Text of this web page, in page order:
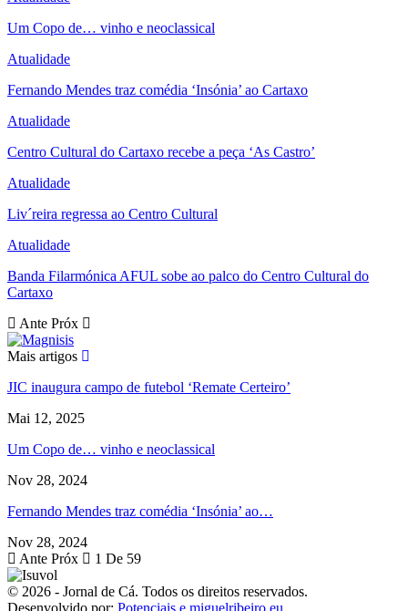
Um Copo de… vinho e neoclassical
Atualidade
Fernando Mendes traz comédia ‘Insónia’ ao Cartaxo
Atualidade
Centro Cultural do Cartaxo recebe a peça ‘As Castro’
Atualidade
Liv´reira regressa ao Centro Cultural
Atualidade
Banda Filarmónica AFUL sobe ao palco do Centro Cultural do
Cartaxo
Ante Próx
Mais artigos
JIC inaugura campo de futebol ‘Remate Certeiro’
Mai 12, 2025
Um Copo de… vinho e neoclassical
Nov 28, 2024
Fernando Mendes traz comédia ‘Insónia’ ao…
Nov 28, 2024
Ante Próx 1 De 59
© 2026 - Jornal de Cá. Todos os direitos reservados.